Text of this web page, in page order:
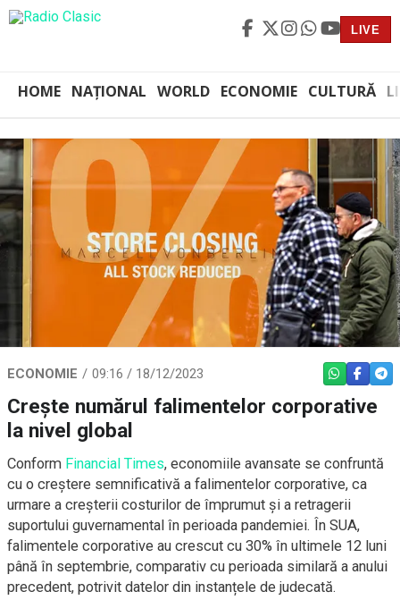
LIVE
HOME NAȚIONAL WORLD ECONOMIE CULTURĂ
ECONOMIE 09:16 / 18/12/2023 WHATSAPP
Crește numărul falimentelor corporative
la nivel global
Conform Financial Times, economiile avansate se confruntă
cu o creștere semnificativă a falimentelor corporative, ca
urmare a creșterii costurilor de împrumut și a retragerii
suportului guvernamental în perioada pandemiei. În SUA,
falimentele corporative au crescut cu 30% în ultimele 12 luni
până în septembrie, comparativ cu perioada similară a anului
precedent, potrivit datelor din instanțele de judecată.